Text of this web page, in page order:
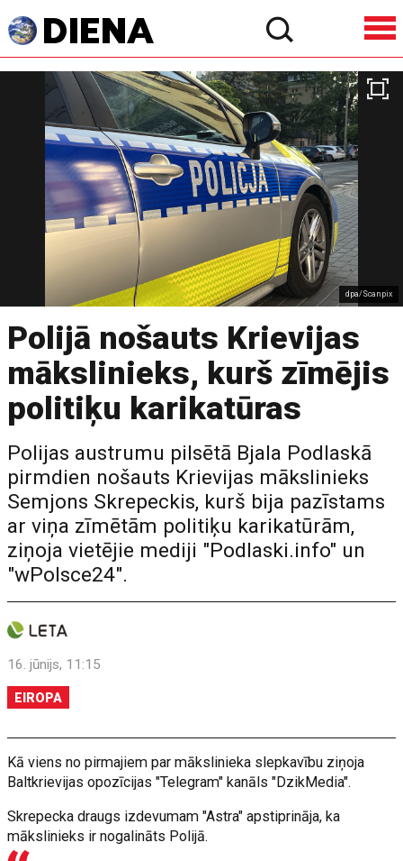
dpa/Scanpix
Polijā nošauts Krievijas
mākslinieks, kurš zīmējis
politiķu karikatūras
Polijas austrumu pilsētā Bjala Podlaskā
pirmdien nošauts Krievijas mākslinieks
Semjons Skrepeckis, kurš bija pazīstams
ar viņa zīmētām politiķu karikatūrām,
ziņoja vietējie mediji "Podlaski.info" un
"wPolsce24".
16. jūnijs, 11:15
EIROPA
Kā viens no pirmajiem par mākslinieka slepkavību ziņoja
Baltkrievijas opozīcijas "Telegram" kanāls "DzikMedia".
Skrepecka draugs izdevumam "Astra" apstiprināja, ka
mākslinieks ir nogalināts Polijā.